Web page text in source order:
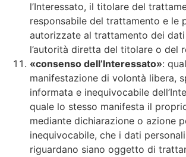
l’Interessato, il titolare del
responsabile del trattamento e le
autorizzate al trattamento dei
l’autorità diretta del titolare o del
«consenso dell’Interessato»:
manifestazione di volontà libera,
informata e inequivocabile
quale lo stesso manifesta il
mediante dichiarazione o azione
inequivocabile, che i dati
riguardano siano oggetto di